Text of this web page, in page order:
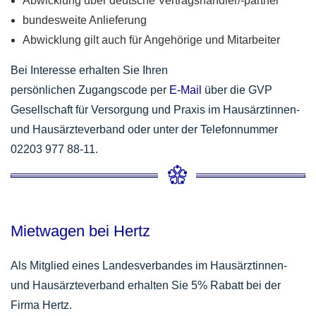
bundesweite Anlieferung
Abwicklung gilt auch für Angehörige und Mitarbeiter
Bei Interesse erhalten Sie Ihren
persönlichen Zugangscode per E-Mail über die GVP
Gesellschaft für Versorgung und Praxis im Hausärztinnen-
und Hausärzteverband oder unter der Telefonnummer
02203 977 88-11.
Mietwagen bei Hertz
Als Mitglied eines Landesverbandes im Hausärztinnen-
und Hausärzteverband erhalten Sie 5% Rabatt bei der
Firma Hertz.